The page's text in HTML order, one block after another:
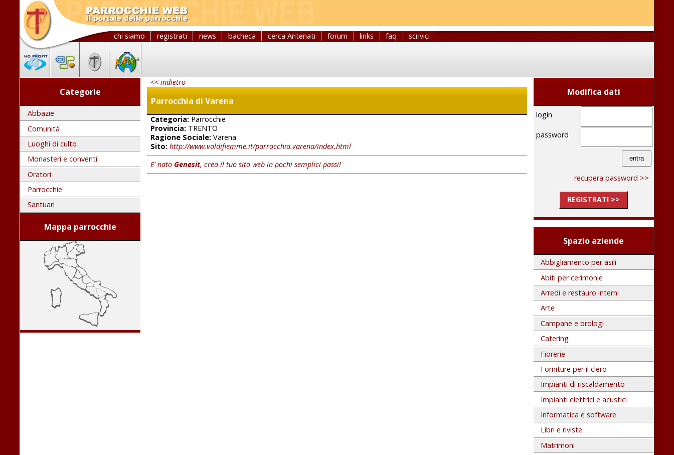
chi siamo registrati news bacheca cerca Antenati forum links faq scrivici
Categorie
Abbazie
Comunità
Luoghi di culto
Monasteri e conventi
Oratori
Parrocchie
Santuari
Mappa parrocchie
<< indietro
Parrocchia di Varena
Categoria: Parrocchie
Provincia: TRENTO
Ragione Sociale: Varena
Sito: http://www.valdifiemme.it/parrocchia.varena/index.html
E' nato Genesit, crea il tuo sito web in pochi semplici passi!
Modifica dati
login
password
recupera password >>
REGISTRATI >>
Spazio aziende
Abbigliamento per asili
Abiti per cerimonie
Arredi e restauro interni
Arte
Campane e orologi
Catering
Fiorerie
Forniture per il clero
Impianti di riscaldamento
Impianti elettrici e acustici
Informatica e software
Libri e riviste
Matrimoni